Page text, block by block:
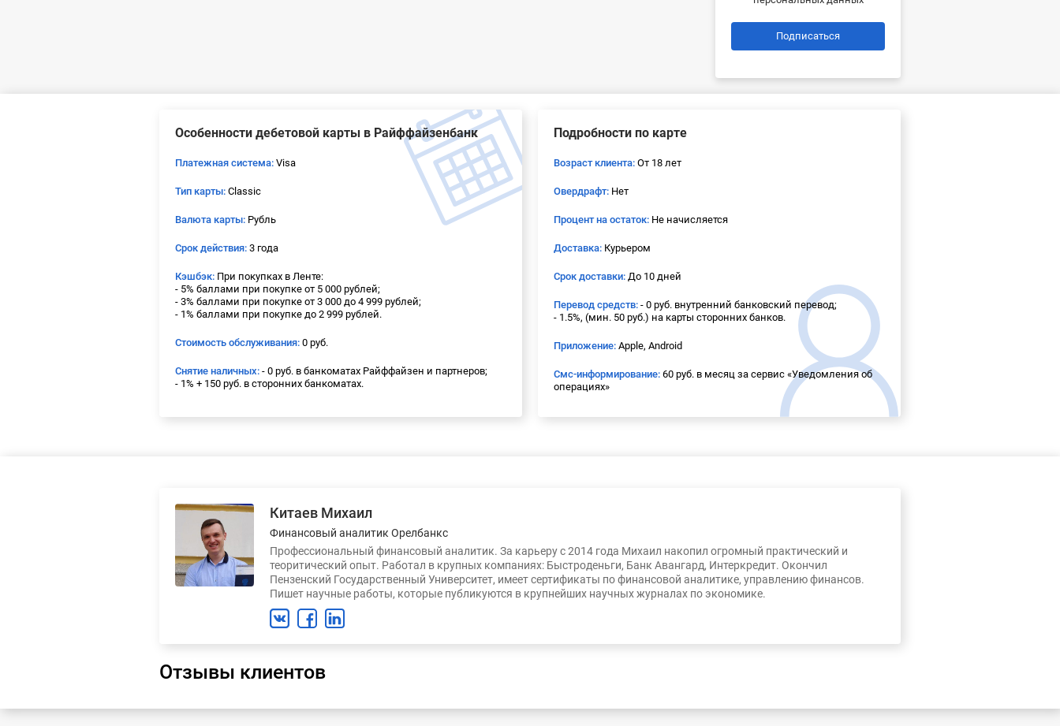
Подписаться
Особенности дебетовой карты в Райффайзенбанк
Платежная система: Visa
Тип карты: Classic
Валюта карты: Рубль
Срок действия: 3 года
Кэшбэк: При покупках в Ленте:
- 5% баллами при покупке от 5 000 рублей;
- 3% баллами при покупке от 3 000 до 4 999 рублей;
- 1% баллами при покупке до 2 999 рублей.
Стоимость обслуживания: 0 руб.
Снятие наличных: - 0 руб. в банкоматах Райффайзен и партнеров;
- 1% + 150 руб. в сторонних банкоматах.
Подробности по карте
Возраст клиента: От 18 лет
Овердрафт: Нет
Процент на остаток: Не начисляется
Доставка: Курьером
Срок доставки: До 10 дней
Перевод средств: - 0 руб. внутренний банковский перевод;
- 1.5%, (мин. 50 руб.) на карты сторонних банков.
Приложение: Apple, Android
Смс-информирование: 60 руб. в месяц за сервис «Уведомления об
операциях»
Китаев Михаил
Финансовый аналитик Орелбанкс
Профессиональный финансовый аналитик. За карьеру с 2014 года Михаил накопил огромный практический и
теоритический опыт. Работал в крупных компаниях: Быстроденьги, Банк Авангард, Интеркредит. Окончил
Пензенский Государственный Университет, имеет сертификаты по финансовой аналитике, управлению финансов.
Пишет научные работы, которые публикуются в крупнейших научных журналах по экономике.
Отзывы клиентов